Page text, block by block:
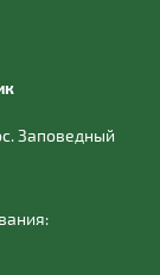
Заповедный